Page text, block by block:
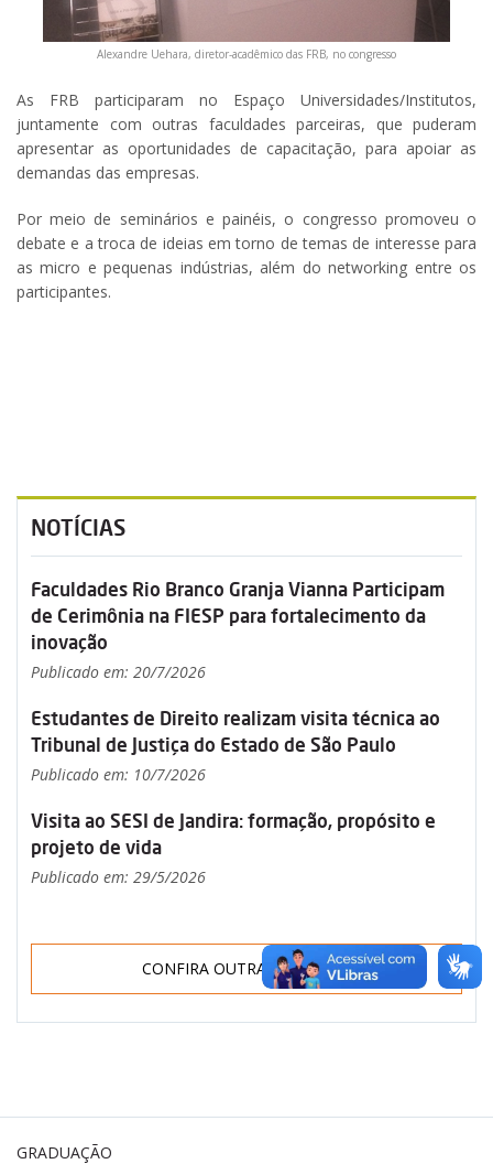
Alexandre Uehara, diretor-acadêmico das FRB, no congresso
As FRB participaram no Espaço Universidades/Institutos,
juntamente com outras faculdades parceiras, que puderam
apresentar as oportunidades de capacitação, para apoiar as
demandas das empresas.
Por meio de seminários e painéis, o congresso promoveu o
debate e a troca de ideias em torno de temas de interesse para
as micro e pequenas indústrias, além do networking entre os
participantes.
NOTÍCIAS
Faculdades Rio Branco Granja Vianna Participam
de Cerimônia na FIESP para fortalecimento da
inovação
Publicado em: 20/7/2026
Estudantes de Direito realizam visita técnica ao
Tribunal de Justiça do Estado de São Paulo
Publicado em: 10/7/2026
Visita ao SESI de Jandira: formação, propósito e
projeto de vida
Publicado em: 29/5/2026
CONFIRA OUTRAS NOTÍCIAS
GRADUAÇÃO